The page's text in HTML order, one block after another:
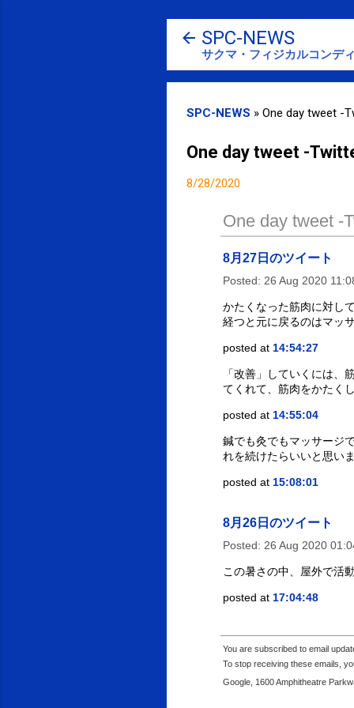
SPC-NEWS
サクマ・フィジカルコンデ
SPC-NEWS » One day tweet -
One day tweet -
8/28/2020
One day tweet -
8月27日のツイート
Posted: 26 Aug 2020
かたくなった筋肉に対し
経つと元に戻るのはマッ
posted at 14:54:27
「改善」していくには
てくれて、筋肉をかたく
posted at 14:55:04
鍼でも灸でもマッサージ
れを続けたらいいと思いま
posted at 15:08:01
8月26日のツイート
Posted: 26 Aug 2020
この暑さの中、屋外で活
posted at 17:04:48
You are subscribed to email
To stop receiving these emails,
Google, 1600 Amphitheatre